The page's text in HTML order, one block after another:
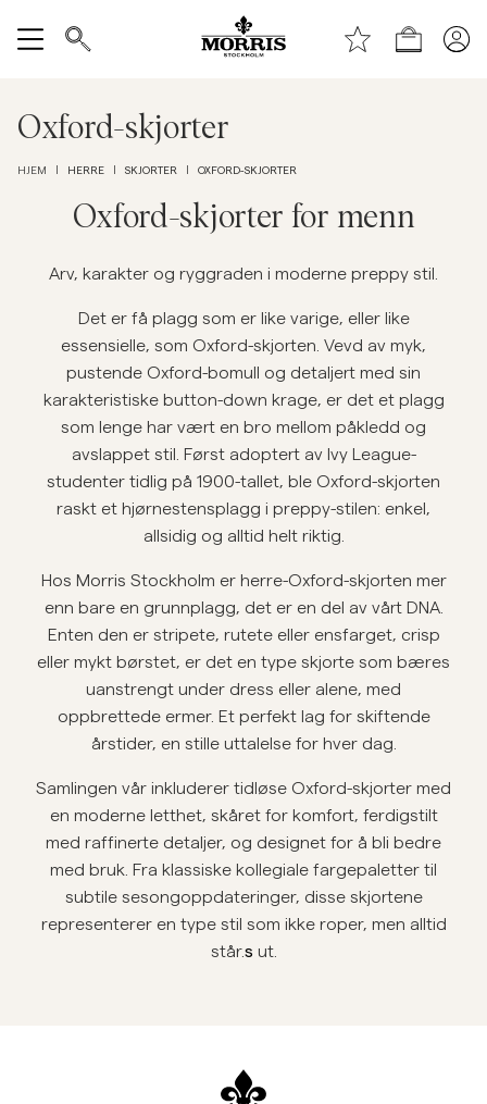
Handle
Tilbehør
Bukser
Blazer
Dresser
Overshirts
Poloskjorter
Yttertøy
Skjorter
Strikkegensere
T-skjorter
Oxford-skjorter
HJEM HERRE SKJORTER OXFORD-SKJORTER
Oxford-skjorter for menn
Arv, karakter og ryggraden i moderne preppy stil.
Det er få plagg som er like varige, eller like
essensielle, som Oxford-skjorten. Vevd av myk,
pustende Oxford-bomull og detaljert med sin
karakteristiske button-down krage, er det et plagg
som lenge har vært en bro mellom påkledd og
avslappet stil. Først adoptert av Ivy League-
studenter tidlig på 1900-tallet, ble Oxford-skjorten
raskt et hjørnestensplagg i preppy-stilen: enkel,
allsidig og alltid helt riktig.
Hos Morris Stockholm er herre-Oxford-skjorten mer
enn bare en grunnplagg, det er en del av vårt DNA.
Enten den er stripete, rutete eller ensfarget, crisp
eller mykt børstet, er det en type skjorte som bæres
uanstrengt under dress eller alene, med
oppbrettede ermer. Et perfekt lag for skiftende
årstider, en stille uttalelse for hver dag.
Samlingen vår inkluderer tidløse Oxford-skjorter med
en moderne letthet, skåret for komfort, ferdigstilt
med raffinerte detaljer, og designet for å bli bedre
med bruk. Fra klassiske kollegiale fargepaletter til
subtile sesongoppdateringer, disse skjortene
representerer en type stil som ikke roper, men alltid
står.s ut.